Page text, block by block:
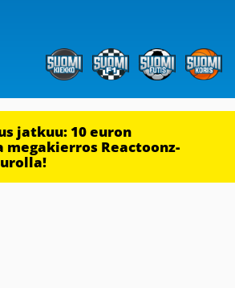
jatkuu: 10 euron
Reactoonz-